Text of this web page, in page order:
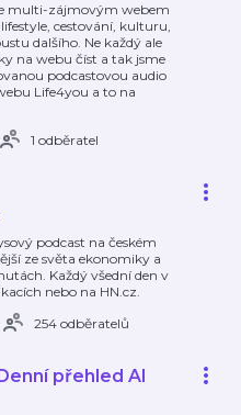
multi-zájmovým webem
cestování, kulturu,
dalšího. Ne každý ale
na webu číst a tak jsme
podcastovou audio
Life4you a to na
1 odběratel
podcast na českém
ze světa ekonomiky a
Každý všední den v
nebo na HN.cz.
254 odběratelů
přehled AI